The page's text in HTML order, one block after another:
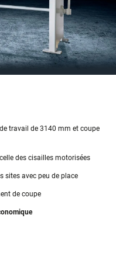
travail de 3140 mm et coupe
des cisailles motorisées
sites avec peu de place
de coupe